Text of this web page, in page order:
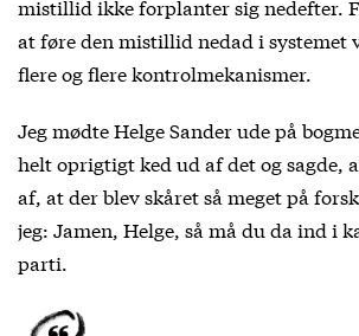
mistillid ikke forplanter sig nedefter.
at føre den mistillid nedad i systemet
flere og flere kontrolmekanismer.
Jeg mødte Helge Sander ude på
helt oprigtigt ked ud af det og sagde,
af, at der blev skåret så meget på
jeg: Jamen, Helge, så må du da ind i
parti.